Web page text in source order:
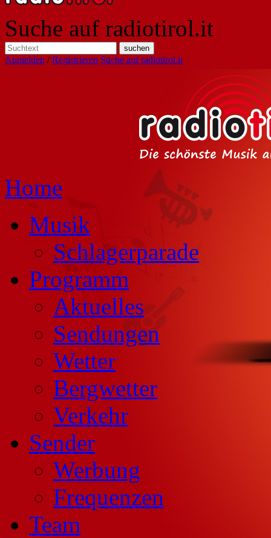
Suche auf radiotirol.it
Anmelden /Registrieren Suche auf radiotirol.it
Home
Musik
Schlagerparade
Programm
Aktuelles
Sendungen
Wetter
Bergwetter
Verkehr
Sender
Werbung
Frequenzen
Team